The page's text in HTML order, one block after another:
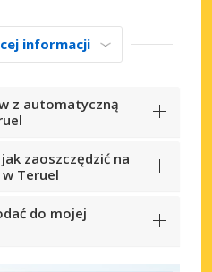
informacji
z automatyczną
zaoszczędzić na
Teruel
do mojej